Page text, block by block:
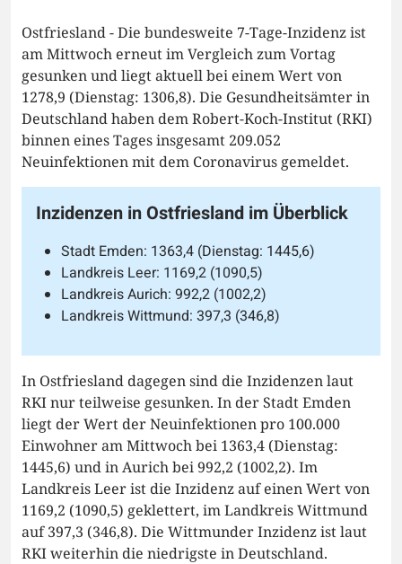
Ostfriesland - Die bundesweite 7-Tage-Inzidenz ist
am Mittwoch erneut im Vergleich zum Vortag
gesunken und liegt aktuell bei einem Wert von
1278,9 (Dienstag: 1306,8). Die Gesundheitsämter in
Deutschland haben dem Robert-Koch-Institut (RKI)
binnen eines Tages insgesamt 209.052
Neuinfektionen mit dem Coronavirus gemeldet.
Inzidenzen in Ostfriesland im Überblick
Stadt Emden: 1363,4 (Dienstag: 1445,6)
Landkreis Leer: 1169,2 (1090,5)
Landkreis Aurich: 992,2 (1002,2)
Landkreis Wittmund: 397,3 (346,8)
In Ostfriesland dagegen sind die Inzidenzen laut
RKI nur teilweise gesunken. In der Stadt Emden
liegt der Wert der Neuinfektionen pro 100.000
Einwohner am Mittwoch bei 1363,4 (Dienstag:
1445,6) und in Aurich bei 992,2 (1002,2). Im
Landkreis Leer ist die Inzidenz auf einen Wert von
1169,2 (1090,5) geklettert, im Landkreis Wittmund
auf 397,3 (346,8). Die Wittmunder Inzidenz ist laut
RKI weiterhin die niedrigste in Deutschland.